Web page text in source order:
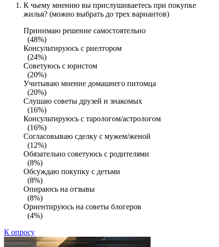
К чьему мнению вы прислушиваетесь при покупке
жилья? (можно выбрать до трех вариантов)
Принимаю решение самостоятельно
(48%)
Консультируюсь с риелтором
(24%)
Советуюсь с юристом
(20%)
Учитываю мнение домашнего питомца
(20%)
Слушаю советы друзей и знакомых
(16%)
Консультируюсь с тарологом/астрологом
(16%)
Согласовываю сделку с мужем/женой
(12%)
Обязательно советуюсь с родителями
(8%)
Обсуждаю покупку с детьми
(8%)
Опираюсь на отзывы
(8%)
Ориентируюсь на советы блогеров
(4%)
К опросу